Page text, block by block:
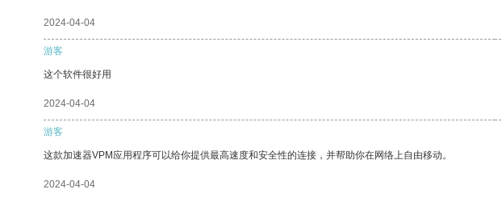
2024-04-04
游客
这个软件很好用
2024-04-04
游客
这款加速器VPM应用程序可以给你提供最高速度和安全性的连接，并帮助你在网络上自由移动。
2024-04-04